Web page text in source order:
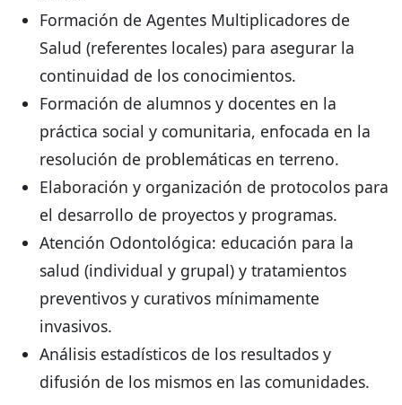
Formación de Agentes Multiplicadores de
Salud (referentes locales) para asegurar la
continuidad de los conocimientos.
Formación de alumnos y docentes en la
práctica social y comunitaria, enfocada en la
resolución de problemáticas en terreno.
Elaboración y organización de protocolos para
el desarrollo de proyectos y programas.
Atención Odontológica: educación para la
salud (individual y grupal) y tratamientos
preventivos y curativos mínimamente
invasivos.
Análisis estadísticos de los resultados y
difusión de los mismos en las comunidades.